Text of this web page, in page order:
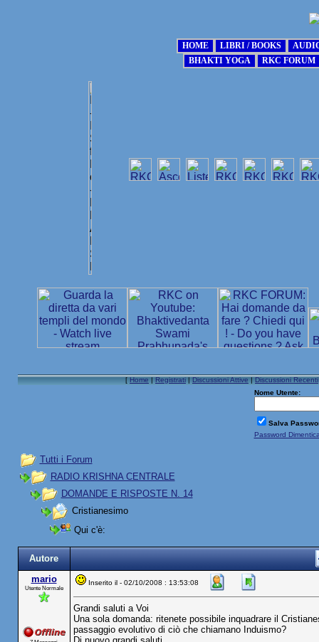
[Home|Registrati|Discussioni Attive|Discussioni Recenti
Nome Utente:
Salva
Password
Tutti i Forum
RADIO KRISHNA CENTRALE
DOMANDE E RISPOSTE N. 14
Cristianesimo
Qui c'è:
Autore
mario
Utente Normale
Inserito il - 02/10/2008 : 13:53:08
Grandi saluti a Voi
Una sola domanda: ritenete possibile inquadrare il
passaggio evolutivo di ciò che chiamano Induismo?